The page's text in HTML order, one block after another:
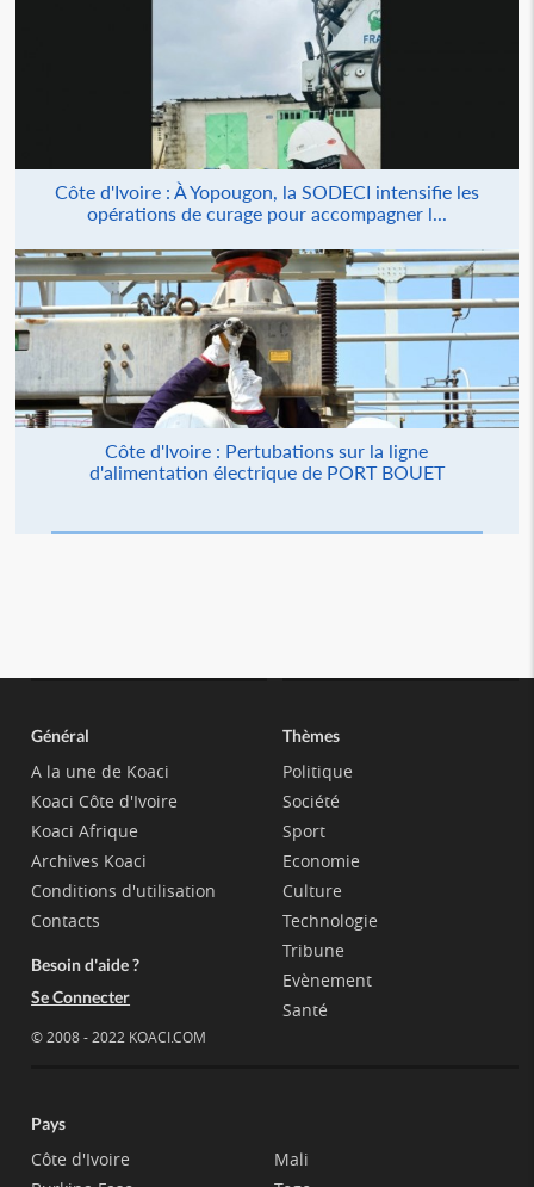
Côte d'Ivoire : À Yopougon, la SODECI intensifie les
opérations de curage pour accompagner l...
Côte d'Ivoire : Pertubations sur la ligne
d'alimentation électrique de PORT BOUET
Général
A la une de Koaci
Koaci Côte d'Ivoire
Koaci Afrique
Archives Koaci
Conditions d'utilisation
Contacts
Besoin d'aide ?
Se Connecter
© 2008 - 2022 KOACI.COM
Thèmes
Politique
Société
Sport
Economie
Culture
Technologie
Tribune
Evènement
Santé
Pays
Côte d'Ivoire
Mali